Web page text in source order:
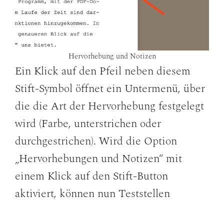
Hervorhebung und Notizen
Ein Klick auf den Pfeil neben diesem
Stift-Symbol öffnet ein Untermenü, über
die die Art der Hervorhebung festgelegt
wird (Farbe, unterstrichen oder
durchgestrichen). Wird die Option
„Hervorhebungen und Notizen“ mit
einem Klick auf den Stift-Button
aktiviert, können nun Teststellen